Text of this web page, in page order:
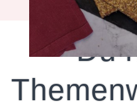
Du